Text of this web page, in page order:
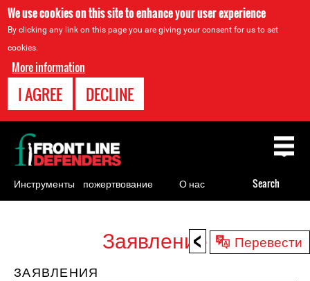
We use cookies on this site to enhance your user experience
By clicking any link on this page you are giving your consent for us to set
cookies.
More information
I AGREE DECLINE
< Перевести
top
Заявление
ЗАЯВЛЕНИЯ
Back
to
top
Инструменты
для
пожертвование О нас Search